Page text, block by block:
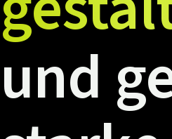
und